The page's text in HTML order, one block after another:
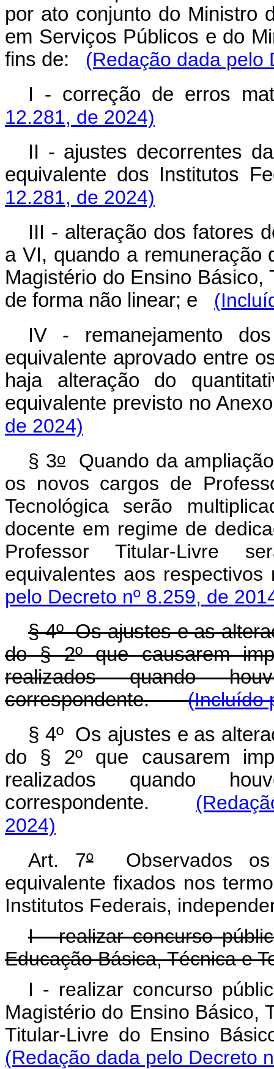
por ato conjunto do Ministro
em Serviços Públicos e do
fins de: (Redação dada pelo
I - correção de erros
12.281, de 2024)
II - ajustes decorrentes
equivalente dos Institutos
12.281, de 2024)
III - alteração dos fatores
a VI, quando a remuneração
Magistério do Ensino Básico,
de forma não linear; e
IV - remanejamento
equivalente aprovado entre
haja alteração do
equivalente previsto no
de 2024)
§ 3oQuando da
os novos cargos de
Tecnológica serão
docente em regime de
Professor Titular-Livre
equivalentes aos
pelo Decreto nº 8.259, de
§ 4º Os ajustes e as
do § 2º que causarem
realizados quando
correspondente.
(Incluído
§ 4º Os ajustes e as
do § 2º que causarem
realizados quando
correspondente.
2024)
Art. 7ºObservados os
equivalente fixados nos
Institutos Federais,
I - realizar concurso
Educação Básica, Técnica e
I - realizar concurso
Magistério do Ensino Básico,
Titular-Livre do Ensino
(Redação dada pelo Decreto